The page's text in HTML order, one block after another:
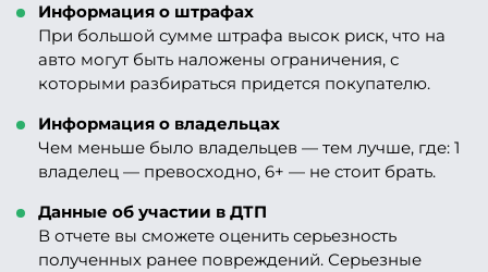
Информация о штрафах
При большой сумме штрафа высок риск, что на
авто могут быть наложены ограничения, с
которыми разбираться придется покупателю.
Информация о владельцах
Чем меньше было владельцев — тем лучше, где: 1
владелец — превосходно, 6+ — не стоит брать.
Данные об участии в ДТП
В отчете вы сможете оценить серьезность
полученных ранее повреждений. Серьезные